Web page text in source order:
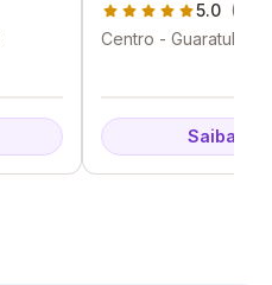
5.0 (1)
Centro - Guaratuba -
Saiba